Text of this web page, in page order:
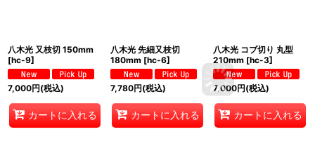
八木光 又枝切 150mm
[hc-9]
7,000円(税込)
カートに入れる
八木光 先細又枝切
180mm [hc-6]
7,780円(税込)
カートに入れる
八木光 コブ切り 丸型
210mm [hc-3]
7,000円(税込)
カートに入れる